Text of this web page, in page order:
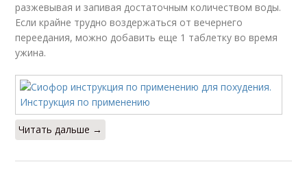
разжевывая и запивая достаточным количеством воды.
Если крайне трудно воздержаться от вечернего
переедания, можно добавить еще 1 таблетку во время
ужина.
Читать дальше →